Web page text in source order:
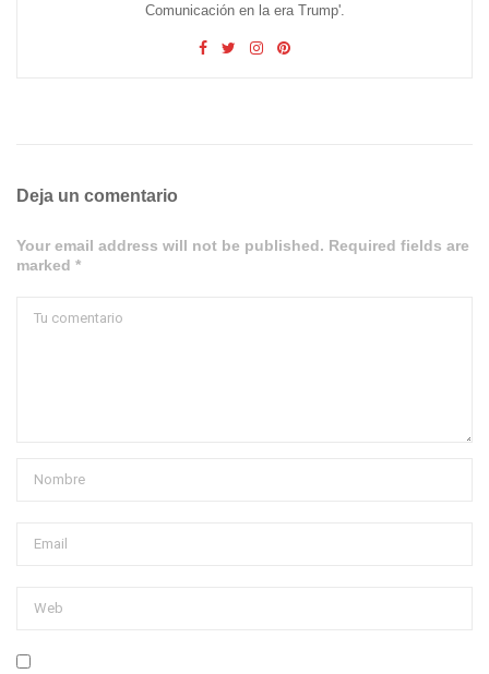
Comunicación en la era Trump'.
Deja un comentario
Your email address will not be published. Required fields are
marked *